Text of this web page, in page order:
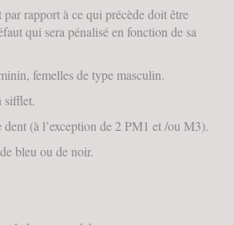
par rapport à ce qui précède doit être
qui sera pénalisé en fonction de sa
femelles de type masculin.
(à l’exception de 2 PM1 et /ou M3).
bleu ou de noir.